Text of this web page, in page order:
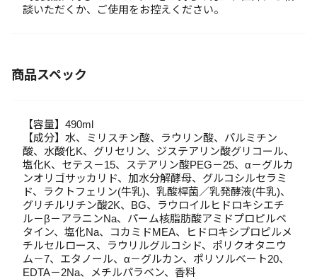
談いただくか、ご使用をお控えください。
商品スペック
【容量】490ml
【成分】水、ミリスチン酸、ラウリン酸、パルミチン
酸、水酸化K、グリセリン、ジステアリン酸グリコール、
塩化K、セテス－15、ステアリン酸PEG－25、α－グルカ
ンオリゴサッカリド、加水分解酵母、グルコシルセラミ
ド、ラクトフェリン(牛乳)、乳酸桿菌／乳発酵液(牛乳)、
グリチルリチン酸2K、BG、ラウロイルヒドロキシエチ
ル－β－アラニンNa、パーム核脂肪酸アミドプロピルベ
タイン、塩化Na、コカミドMEA、ヒドロキシプロピルメ
チルセルロース、ラウリルグルコシド、ポリクオタニウ
ム－7、エタノール、α－グルカン、ポリソルベート20、
EDTA－2Na、メチルパラベン、香料